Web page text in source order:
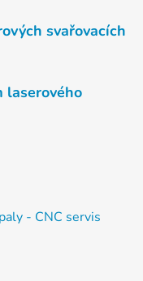
svařovacích
laserového
- CNC servis